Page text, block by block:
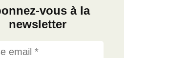
vous à la
newsletter